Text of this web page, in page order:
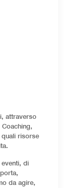
attraverso
risorse
di
da agire,